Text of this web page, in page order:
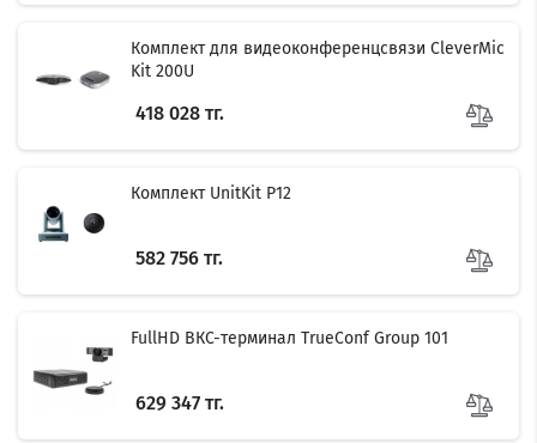
Комплект для видеоконференцсвязи CleverMic
Kit 200U
418 028 тг.
Комплект UnitKit P12
582 756 тг.
FullHD ВКС-терминал TrueConf Group 101
629 347 тг.